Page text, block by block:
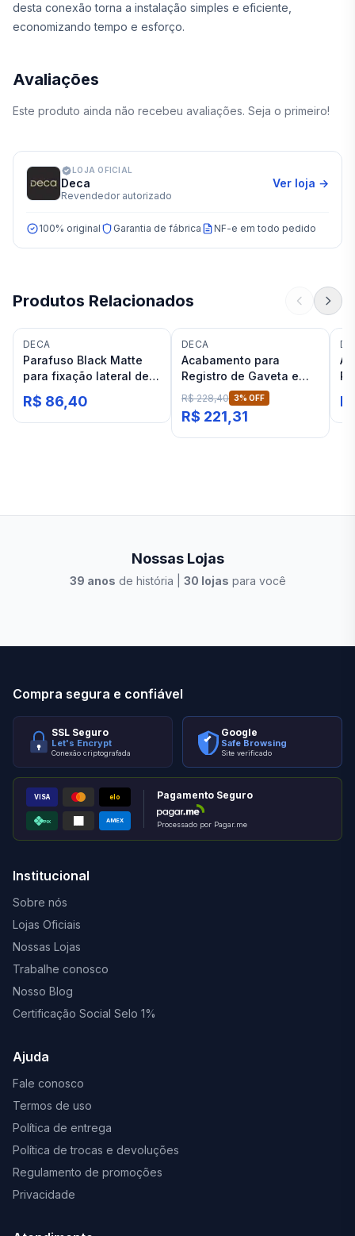
desta conexão torna a instalação simples e eficiente,
economizando tempo e esforço.
Avaliações
Este produto ainda não recebeu avaliações. Seja o primeiro!
LOJA OFICIAL
Deca
Revendedor autorizado
Ver loja →
100% original Garantia de fábrica NF-e em todo pedido
Produtos Relacionados
DECA
Parafuso Black Matte
para fixação lateral de
bacias e bidês Deca
R$ 86,40
DECA
Acabamento para
Registro de Gaveta e
Pressão 1/2, 3/4 Até 1"
Black Matte Deca Beta
R$ 228,40 3% OFF
R$ 221,31
Nossas Lojas
39 anos de história | 30 lojas para você
Compra segura e confiável
SSL Seguro
Let's Encrypt
Conexão criptografada
Google
Safe Browsing
Site verificado
VISA elo
PIX AMEX
Pagamento Seguro
Processado por Pagar.me
Institucional
Sobre nós
Lojas Oficiais
Nossas Lojas
Trabalhe conosco
Nosso Blog
Certificação Social Selo 1%
Ajuda
Fale conosco
Termos de uso
Política de entrega
Política de trocas e devoluções
Regulamento de promoções
Privacidade